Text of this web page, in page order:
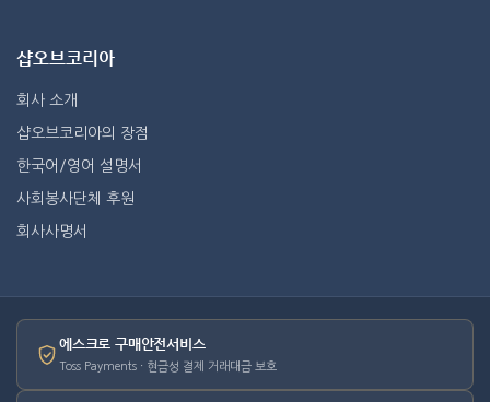
샵오브코리아
회사 소개
샵오브코리아의 장점
한국어/영어 설명서
사회봉사단체 후원
회사사명서
에스크로 구매안전서비스
Toss Payments · 현금성 결제 거래대금 보호